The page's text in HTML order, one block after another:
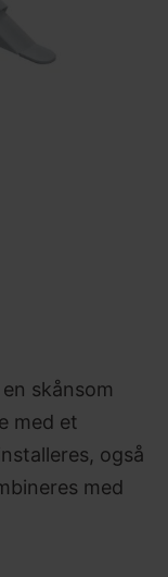
skånsom
med et
også
med